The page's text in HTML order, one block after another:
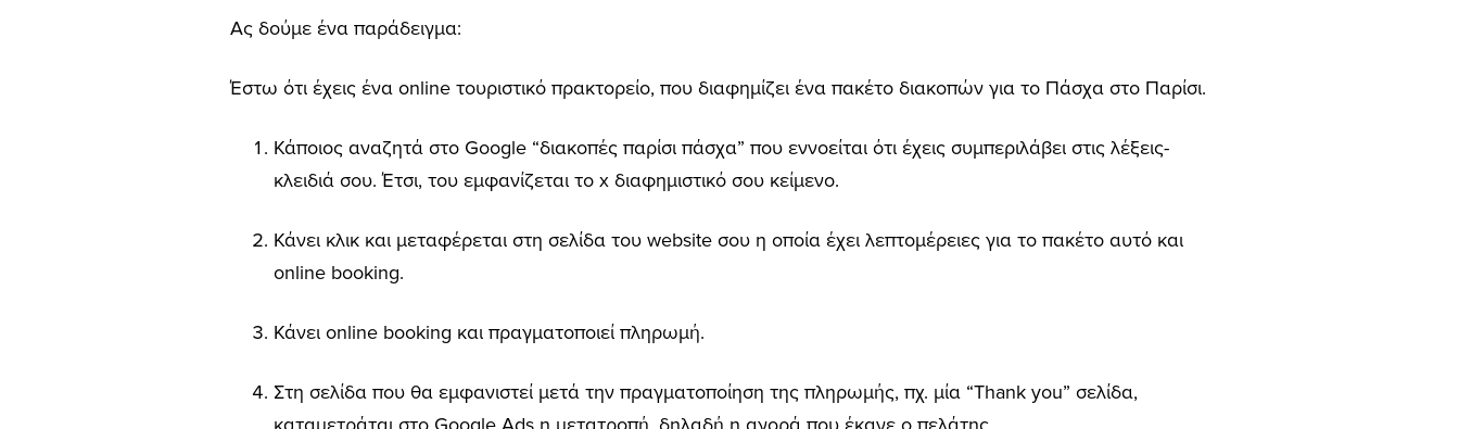
Ας δούμε ένα παράδειγμα:
Έστω ότι έχεις ένα online τουριστικό πρακτορείο, που διαφημίζει ένα πακέτο διακοπών για το Πάσχα στο Παρίσι.
Κάποιος αναζητά στο Google “διακοπές παρίσι πάσχα” που εννοείται ότι έχεις συμπεριλάβει στις λέξεις-
κλειδιά σου. Έτσι, του εμφανίζεται το x διαφημιστικό σου κείμενο.
Κάνει κλικ και μεταφέρεται στη σελίδα του website σου η οποία έχει λεπτομέρειες για το πακέτο αυτό και
online booking.
Κάνει online booking και πραγματοποιεί πληρωμή.
Στη σελίδα που θα εμφανιστεί μετά την πραγματοποίηση της πληρωμής, πχ. μία “Thank you” σελίδα,